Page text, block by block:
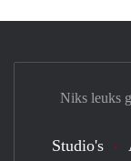
Niks leuks
Studio's